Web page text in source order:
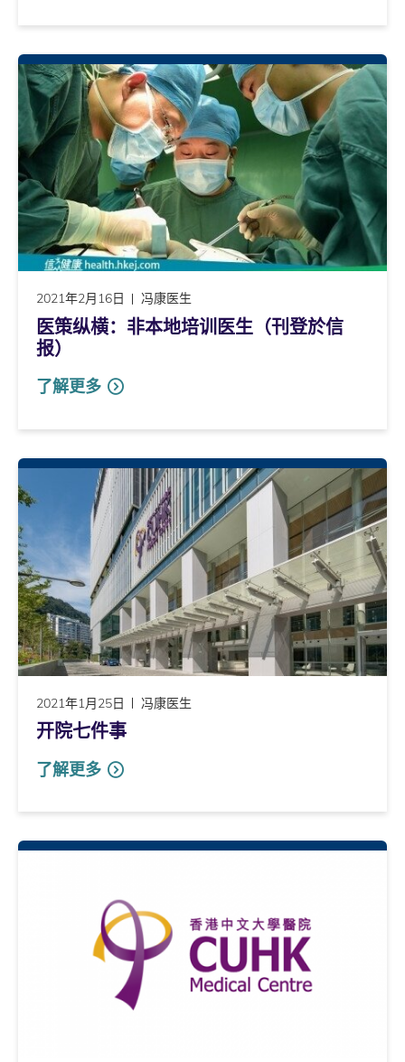
2021年2月16日 冯康医生
医策纵横：非本地培训医生（刊登於信
报）
了解更多
2021年1月25日 冯康医生
开院七件事
了解更多